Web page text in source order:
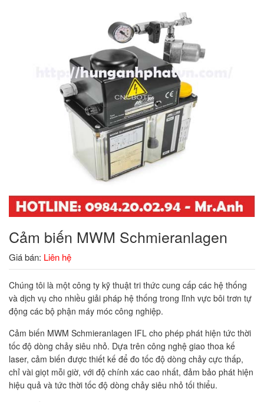
Cảm biến MWM Schmieranlagen
Giá bán: Liên hệ
Chúng tôi là một công ty kỹ thuật tri thức cung cấp các hệ thống
và dịch vụ cho nhiều giải pháp hệ thống trong lĩnh vực bôi trơn tự
động các bộ phận máy móc công nghiệp.
Cảm biến MWM Schmieranlagen IFL cho phép phát hiện tức thời
tốc độ dòng chảy siêu nhỏ. Dựa trên công nghệ giao thoa kế
laser, cảm biến được thiết kế để đo tốc độ dòng chảy cực thấp,
chỉ vài giọt mỗi giờ, với độ chính xác cao nhất, đảm bảo phát hiện
hiệu quả và tức thời tốc độ dòng chảy siêu nhỏ tối thiểu.